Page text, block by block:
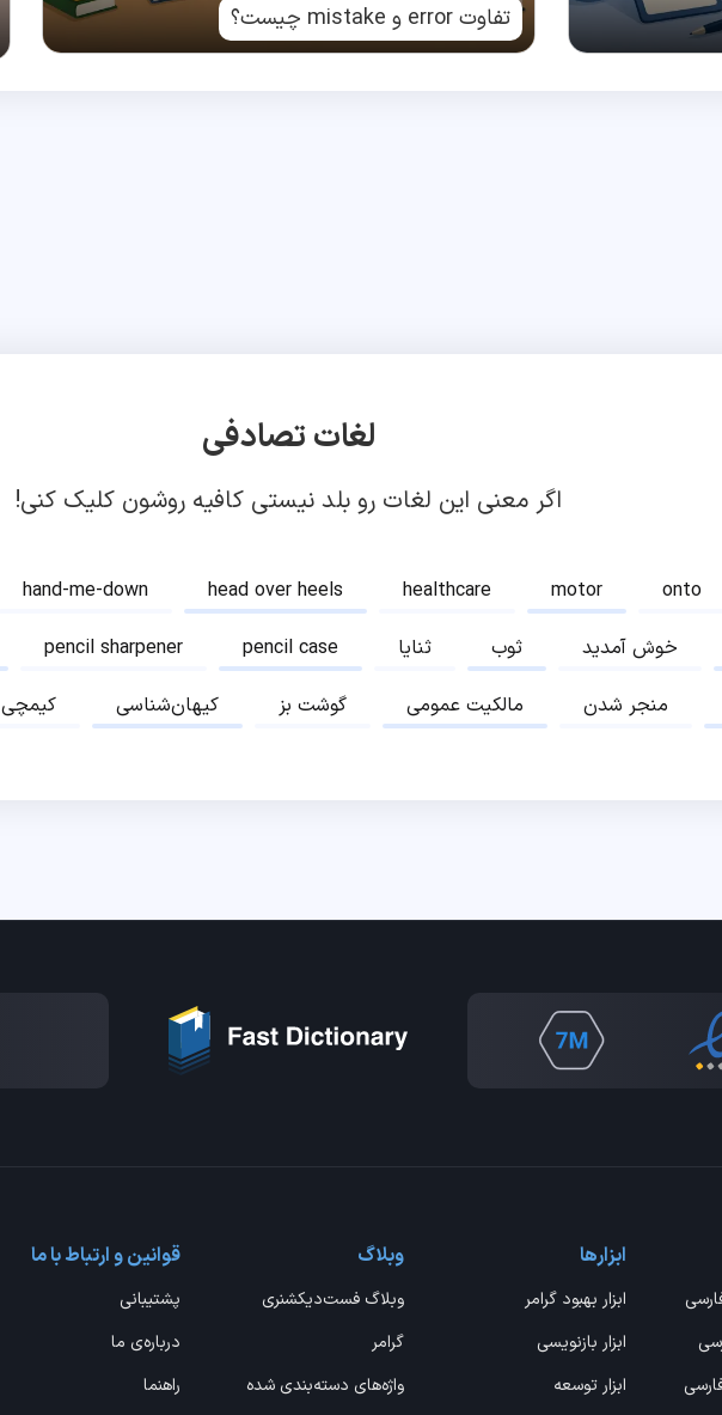
تفاوت error و mistake چیست؟
لغات تصادفی
اگر معنی این لغات رو بلد نیستی کافیه روشون کلیک کنی!
hand-me-down head over heels healthcare motor onto
pencil sharpener pencil case ثنایا ثوب خوش آمدید
کیمچی کیهان‌شناسی گوشت بز مالکیت عمومی منجر شدن
ابزارها
ابزار بهبود گرامر
ابزار بازنویسی
ابزار توسعه
وبلاگ
وبلاگ فست‌دیکشنری
گرامر
واژه‌های دسته‌بندی شده
قوانین و ارتباط با ما
پشتیبانی
درباره‌ی ما
راهنما